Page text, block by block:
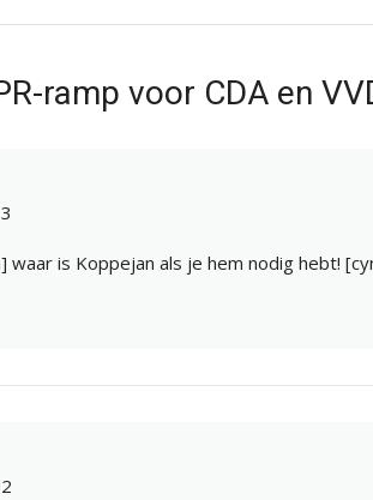
ramp voor CDA en
waar is Koppejan als je hem nodig hebt!